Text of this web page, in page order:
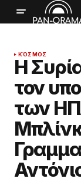
ΚΌΣΜΟΣ
Η
τον
των